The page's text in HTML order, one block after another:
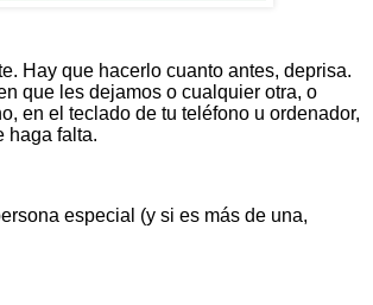
Hay que hacerlo cuanto antes, deprisa.
que les dejamos o cualquier otra, o
en el teclado de tu teléfono u ordenador,
haga falta.
especial (y si es más de una,